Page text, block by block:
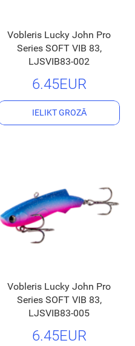
Vobleris Lucky John Pro
Series SOFT VIB 83,
LJSVIB83-002
6.45EUR
IELIKT GROZĀ
Vobleris Lucky John Pro
Series SOFT VIB 83,
LJSVIB83-005
6.45EUR